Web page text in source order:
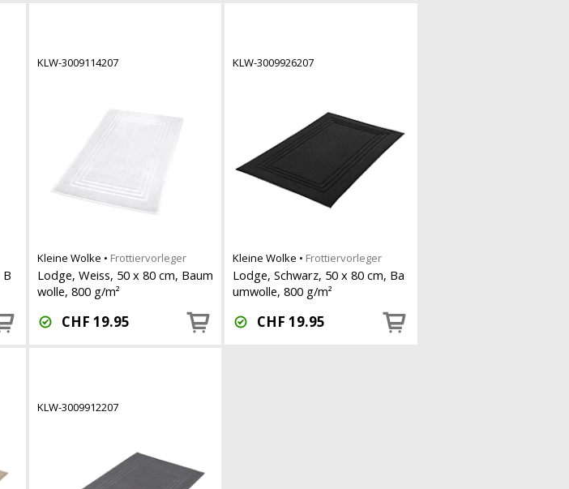
KLW-3009114207
Kleine Wolke • Frottiervorleger
Lodge, Weiss, 50 x 80 cm, Baum
wolle, 800 g/m²
CHF 19.95
KLW-3009926207
Kleine Wolke • Frottiervorleger
Lodge, Schwarz, 50 x 80 cm, Ba
umwolle, 800 g/m²
CHF 19.95
KLW-3009912207